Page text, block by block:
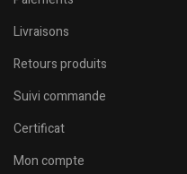
Livraisons
Retours produits
Suivi commande
Certificat
Mon compte